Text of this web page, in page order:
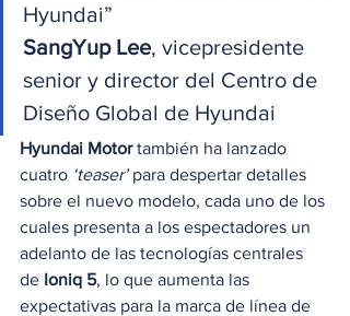
Hyundai”
SangYup Lee, vicepresidente
senior y director del Centro de
Diseño Global de Hyundai
Hyundai Motor también ha lanzado
cuatro ‘teaser’ para despertar detalles
sobre el nuevo modelo, cada uno de los
cuales presenta a los espectadores un
adelanto de las tecnologías centrales
de Ioniq 5, lo que aumenta las
expectativas para la marca de línea de